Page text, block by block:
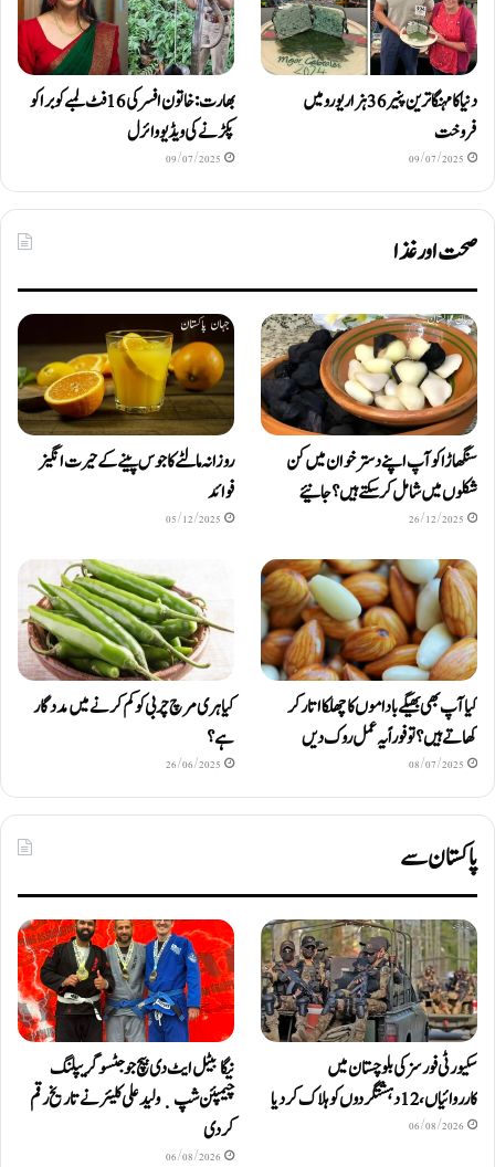
دنیا کا مہنگا ترین پنیر 36 ہزار یورو میں
فروخت
09/07/2025
بھارت: خاتون افسر کی 16 فٹ لمبے کوبرا کو
پکڑنے کی ویڈیو وائرل
09/07/2025
صحت اور غذا
سنگھاڑا کو آپ اپنے دستر خوان میں کن
شکلوں میں شامل کرسکتے ہیں ؟ جانیئے
26/12/2025
روزانہ مالٹے کا جوس پینے کے حیرت انگیز
فوائد
05/12/2025
کیا آپ بھی بھیگے باداموں کا چھلکا اتار کر
کھاتے ہیں؟ تو فوراً یہ عمل روک دیں
08/07/2025
کیا ہری مرچ چربی کو کم کرنے میں مددگار
ہے؟
26/06/2025
پاکستان سے
سکیورٹی فورسز کی بلوچستان میں
کارروائیاں، 12 دہشتگردوں کو ہلاک کردیا
06/08/2026
نیگا بیٹل ایٹ دی بیچ جوجٹسو گریپلنگ
چیمپئن شپ ٜ ولید علی کلیئر نے تاریخ رقم
کر دی
06/08/2026